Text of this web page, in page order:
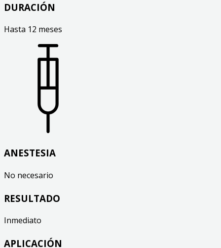
DURACIÓN
Hasta 12 meses
ANESTESIA
No necesario
RESULTADO
Inmediato
APLICACIÓN